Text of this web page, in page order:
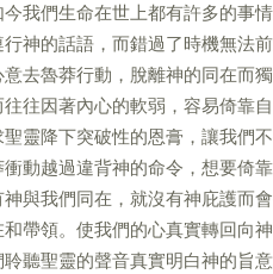
我們生命在世上都有許多的事
神的話語，而錯過了時機無法
去魯莽行動，脫離神的同在而
往因著內心的軟弱，容易倚靠
靈降下突破性的恩膏，讓我們
動越過違背神的命令，想要倚
與我們同在，就沒有神庇護而
帶領。使我們的心真實轉回向
聽聖靈的聲音真實明白神的旨